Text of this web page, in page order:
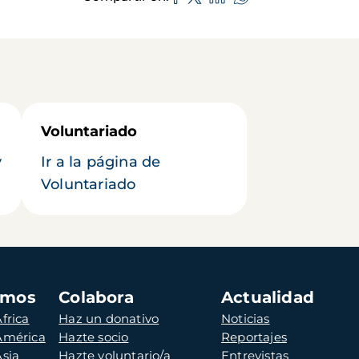
Voluntariado
Ir a la página de
Voluntariado
Colabora
Haz un donativo
Hazte socio
Hazte voluntario/a
Actualidad
Noticias
Reportajes
Entrevistas